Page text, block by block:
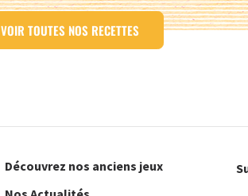
VOIR TOUTES NOS RECETTES
Découvrez nos anciens jeux